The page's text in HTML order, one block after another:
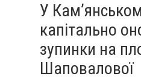
У
капітально
зупинки на
Шаповалової